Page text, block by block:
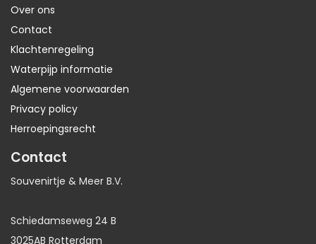
Over ons
Contact
Klachtenregeling
Waterpijp informatie
Algemene voorwaarden
Privacy policy
Herroepingsrecht
Contact
Souvenirtje & Meer B.V.
Schiedamseweg 24 B
3025AB Rotterdam